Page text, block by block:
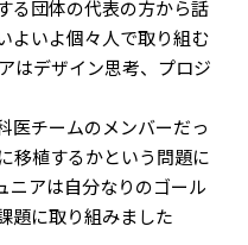
る団体の代表の方から話
よいよ個々人で取り組む
はデザイン思考、プロジ
医チームのメンバーだっ
移植するかという問題に
ニアは自分なりのゴール
題に取り組みました